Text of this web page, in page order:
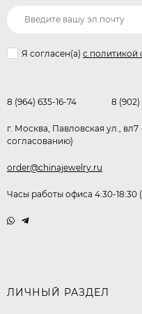
Я согласен(a) с политикой
8 (964) 635-16-74 8
г. Москва, Павловская ул.,
согласованию)
order@chinajewelry.ru
Часы работы офиса 4:30-
ЛИЧНЫЙ РАЗДЕЛ